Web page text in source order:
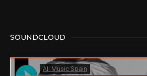
SOUNDCLOUD